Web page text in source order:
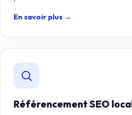
En savoir plus →
Référencement SEO